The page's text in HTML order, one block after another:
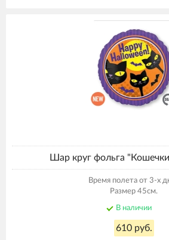
Шар круг фольга
Время полета от 3-х
Размер 45см.
В наличии
610 руб.